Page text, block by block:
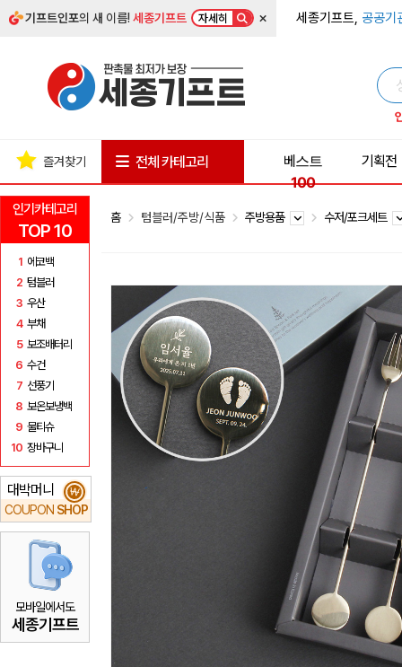
기프트인포의 새 이름!세종기프트 자세히 × 세종기프트, 공공기
인기카테고리
TOP 10
1 에코백
2 텀블러
3 우산
4 부채
5 보조배터리
6 수건
7 선풍기
8 보온보냉백
9 물티슈
10 장바구니
대박머니
COUPON SHOP
₩
모바일에서도
세종기프트
즐겨찾기 전체 카테고리
베스트
100
기획전
홈 텀블러/주방/식품 주방용품 수저/포크세트